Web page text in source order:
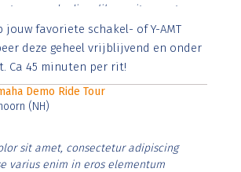
commodo diam libero vitae erat.
nibh et justo cursus id rutrum lorem
ut sem vitae risus tristique posuere.
favoriete schakel- of Y-AMT
deze geheel vrijblijvend en onder
Ca 45 minuten per rit!
Demo Ride Tour
(NH)
sit amet, consectetur adipiscing
varius enim in eros elementum